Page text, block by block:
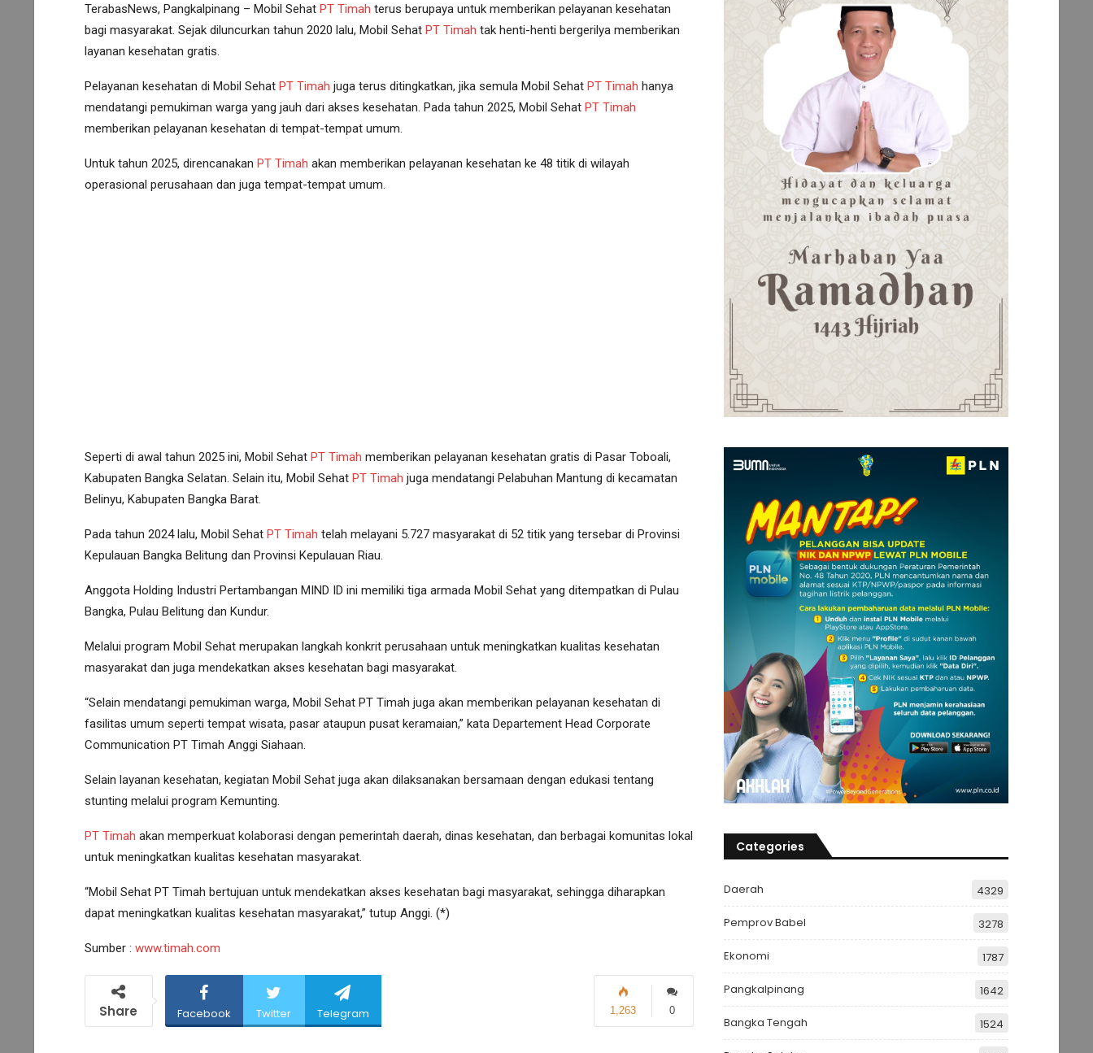
TerabasNews, Pangkalpinang – Mobil Sehat PT Timah terus berupaya untuk memberikan pelayanan kesehatan
bagi masyarakat. Sejak diluncurkan tahun 2020 lalu, Mobil Sehat PT Timah tak henti-henti bergerilya memberikan
layanan kesehatan gratis.
Pelayanan kesehatan di Mobil Sehat PT Timah juga terus ditingkatkan, jika semula Mobil Sehat PT Timah hanya
mendatangi pemukiman warga yang jauh dari akses kesehatan. Pada tahun 2025, Mobil Sehat PT Timah
memberikan pelayanan kesehatan di tempat-tempat umum.
Untuk tahun 2025, direncanakan PT Timah akan memberikan pelayanan kesehatan ke 48 titik di wilayah
operasional perusahaan dan juga tempat-tempat umum.
Seperti di awal tahun 2025 ini, Mobil Sehat PT Timah memberikan pelayanan kesehatan gratis di Pasar Toboali,
Kabupaten Bangka Selatan. Selain itu, Mobil Sehat PT Timah juga mendatangi Pelabuhan Mantung di kecamatan
Belinyu, Kabupaten Bangka Barat.
Pada tahun 2024 lalu, Mobil Sehat PT Timah telah melayani 5.727 masyarakat di 52 titik yang tersebar di Provinsi
Kepulauan Bangka Belitung dan Provinsi Kepulauan Riau.
Anggota Holding Industri Pertambangan MIND ID ini memiliki tiga armada Mobil Sehat yang ditempatkan di Pulau
Bangka, Pulau Belitung dan Kundur.
Melalui program Mobil Sehat merupakan langkah konkrit perusahaan untuk meningkatkan kualitas kesehatan
masyarakat dan juga mendekatkan akses kesehatan bagi masyarakat.
“Selain mendatangi pemukiman warga, Mobil Sehat PT Timah juga akan memberikan pelayanan kesehatan di
fasilitas umum seperti tempat wisata, pasar ataupun pusat keramaian,” kata Departement Head Corporate
Communication PT Timah Anggi Siahaan.
Selain layanan kesehatan, kegiatan Mobil Sehat juga akan dilaksanakan bersamaan dengan edukasi tentang
stunting melalui program Kemunting.
PT Timah akan memperkuat kolaborasi dengan pemerintah daerah, dinas kesehatan, dan berbagai komunitas lokal
untuk meningkatkan kualitas kesehatan masyarakat.
“Mobil Sehat PT Timah bertujuan untuk mendekatkan akses kesehatan bagi masyarakat, sehingga diharapkan
dapat meningkatkan kualitas kesehatan masyarakat,” tutup Anggi. (*)
Sumber : www.timah.com
0
1,263
Share Facebook Twitter Telegram
Categories
Daerah 4329
Pemprov Babel 3278
Ekonomi 1787
Pangkalpinang 1642
Bangka Tengah 1524